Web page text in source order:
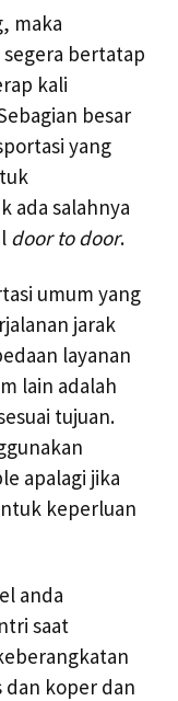
maka
bertatap
kali
besar
yang
ada salahnya
door to door.
umum yang
jarak
layanan
lain adalah
tujuan.
apalagi jika
keperluan
anda
saat
dan koper dan